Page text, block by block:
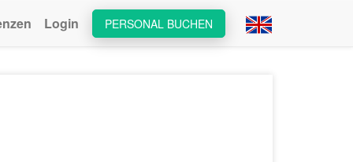
PERSONAL BUCHEN
Login